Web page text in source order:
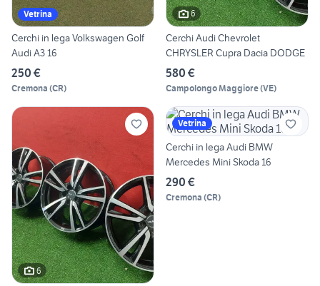
Vetrina
Cerchi in lega Volkswagen Golf
Audi A3 16
250 €
Cremona (CR)
6
Cerchi Audi Chevrolet
CHRYSLER Cupra Dacia DODGE
580 €
Campolongo Maggiore(VE)
6
Vetrina
Cerchi in lega Audi BMW
Mercedes Mini Skoda 16
290 €
Cremona (CR)